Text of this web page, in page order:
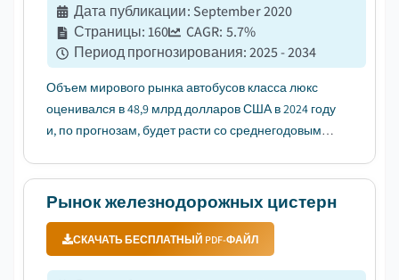
Дата публикации: September 2020
Страницы:160 CAGR: 5.7%
Период прогнозирования:2025 - 2034
Объем мирового рынка автобусов класса люкс
оценивался в 48,9 млрд долларов США в 2024 году
и, по прогнозам, будет расти со среднегодовым
Рынок железнодорожных цистерн
СКАЧАТЬ БЕСПЛАТНЫЙ PDF-ФАЙЛ